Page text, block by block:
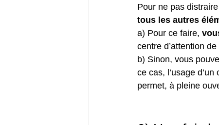
Pour ne pas
tous les autres
a) Pour ce faire,
centre d’attention
b) Sinon, vous
ce cas, l’usage
permet, à pleine